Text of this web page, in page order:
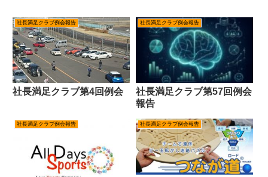
社長満足クラブ例会報告
社長満足クラブ第4回例会
社長満足クラブ例会報告
社長満足クラブ第57回例会
報告
社長満足クラブ例会報告 社長満足クラブ例会報告